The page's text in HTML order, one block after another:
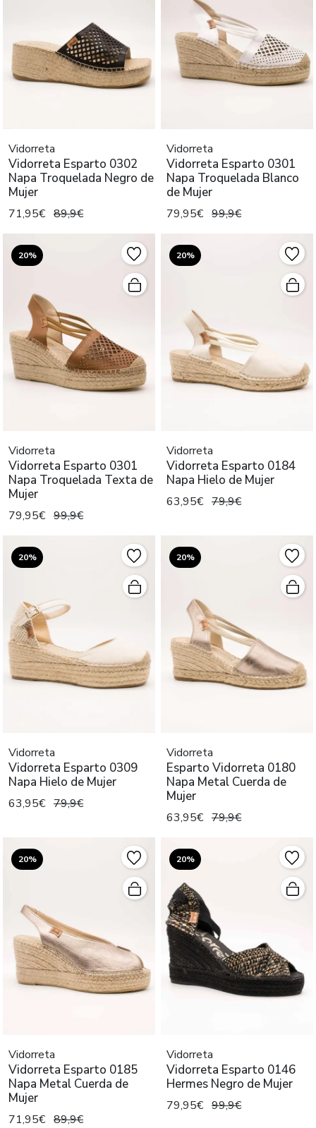
Vidorreta
Vidorreta Esparto 0302
Napa Troquelada Negro de
Mujer
71,95€ 89,9€
Vidorreta
Vidorreta Esparto 0301
Napa Troquelada Blanco
de Mujer
79,95€ 99,9€
20%
Vidorreta
Vidorreta Esparto 0301
Napa Troquelada Texta de
Mujer
79,95€ 99,9€
20%
Vidorreta
Vidorreta Esparto 0184
Napa Hielo de Mujer
63,95€ 79,9€
20%
Vidorreta
Vidorreta Esparto 0309
Napa Hielo de Mujer
63,95€ 79,9€
20%
Vidorreta
Esparto Vidorreta 0180
Napa Metal Cuerda de
Mujer
63,95€ 79,9€
20%
Vidorreta
Vidorreta Esparto 0185
Napa Metal Cuerda de
Mujer
71,95€ 89,9€
20%
Vidorreta
Vidorreta Esparto 0146
Hermes Negro de Mujer
79,95€ 99,9€